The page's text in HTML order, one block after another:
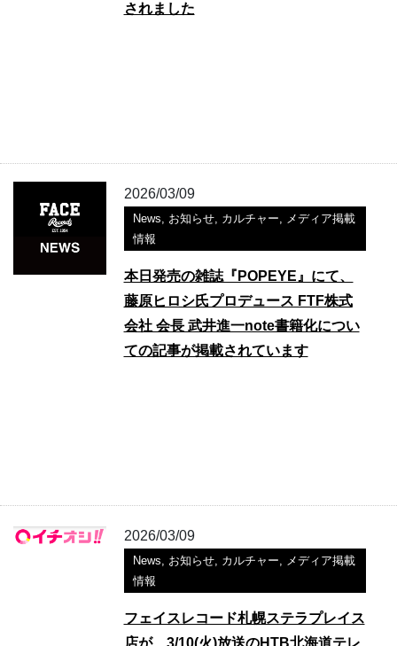
されました
2026/03/09
News, お知らせ, カルチャー, メディア掲載
情報
本日発売の雑誌『POPEYE』にて、
藤原ヒロシ氏プロデュース FTF株式
会社 会長 武井進一note書籍化につい
ての記事が掲載されています
2026/03/09
News, お知らせ, カルチャー, メディア掲載
情報
フェイスレコード札幌ステラプレイス
店が、3/10(火)放送のHTB北海道テレ